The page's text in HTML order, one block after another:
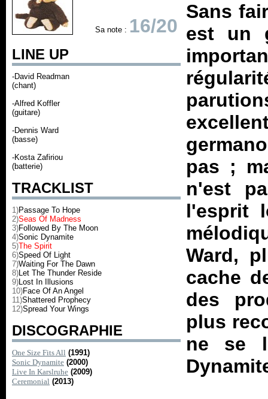
Sa note : 16/20
LINE UP
-David Readman
(chant)
-Alfred Koffler
(guitare)
-Dennis Ward
(basse)
-Kosta Zafiriou
(batterie)
TRACKLIST
1)Passage To Hope
2)Seas Of Madness
3)Followed By The Moon
4)Sonic Dynamite
5)The Spirit
6)Speed Of Light
7)Waiting For The Dawn
8)Let The Thunder Reside
9)Lost In Illusions
10)Face Of An Angel
11)Shattered Prophecy
12)Spread Your Wings
DISCOGRAPHIE
One Size Fits All (1991)
Sonic Dynamite (2000)
Live In Karslruhe (2009)
Ceremonial (2013)
Sans
est un
pas ;
n'est
l'esprit
Ward,
cache
des
plus
ne se